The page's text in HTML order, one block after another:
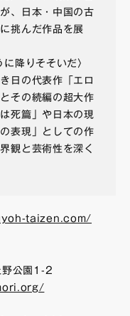
、日本・中国の古
挑んだ作品を展
降りそそいだ〉
日の代表作「エロ
その続編の超大作
死篇」や日本の現
表現」としての作
観と芸術性を深く
taizen.com/
公園1-2